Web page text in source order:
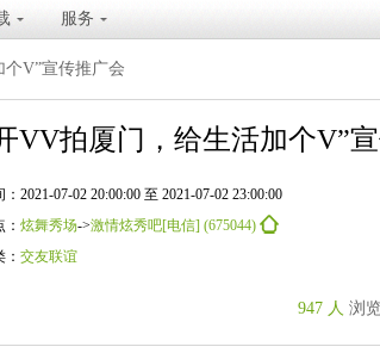
服务
V”宣传推广会
VV拍厦门，给生活加个V”
2021-07-02 20:00:00 至 2021-07-02 23:00:00
炫舞秀场->激情炫秀吧[电信] (675044)
交友联谊
947 人 浏